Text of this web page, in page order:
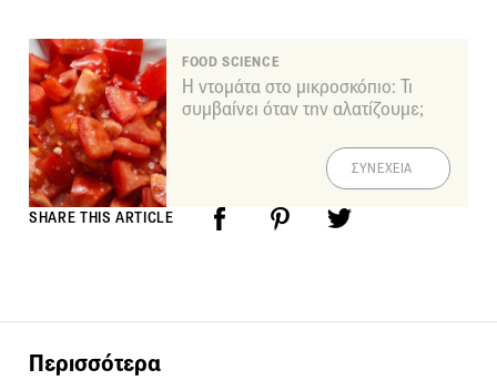
FOOD SCIENCE
Η ντομάτα στο μικροσκόπιο: Τι
συμβαίνει όταν την αλατίζουμε;
ΣΥΝΕΧΕΙΑ
SHARE THIS ARTICLE
Περισσότερα